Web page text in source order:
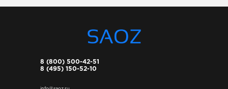
8 (800) 500-42-51
8 (495) 150-52-10